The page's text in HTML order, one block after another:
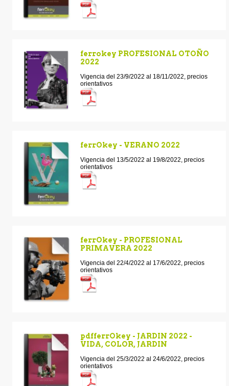
ferrokey PROFESIONAL OTOÑO
2022
Vigencia del 23/9/2022 al 18/11/2022, precios
orientativos
ferrOkey - VERANO 2022
Vigencia del 13/5/2022 al 19/8/2022, precios
orientativos
ferrOkey - PROFESIONAL
PRIMAVERA 2022
Vigencia del 22/4/2022 al 17/6/2022, precios
orientativos
pdfferrOkey - JARDIN 2022 -
VIDA, COLOR, JARDIN
Vigencia del 25/3/2022 al 24/6/2022, precios
orientativos